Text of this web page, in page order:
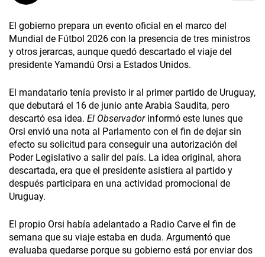
El gobierno prepara un evento oficial en el marco del
Mundial de Fútbol 2026 con la presencia de tres ministros
y otros jerarcas, aunque quedó descartado el viaje del
presidente Yamandú Orsi a Estados Unidos.
El mandatario tenía previsto ir al primer partido de Uruguay,
que debutará el 16 de junio ante Arabia Saudita, pero
descartó esa idea. El Observador informó este lunes que
Orsi envió una nota al Parlamento con el fin de dejar sin
efecto su solicitud para conseguir una autorización del
Poder Legislativo a salir del país. La idea original, ahora
descartada, era que el presidente asistiera al partido y
después participara en una actividad promocional de
Uruguay.
El propio Orsi había adelantado a Radio Carve el fin de
semana que su viaje estaba en duda. Argumentó que
evaluaba quedarse porque su gobierno está por enviar dos